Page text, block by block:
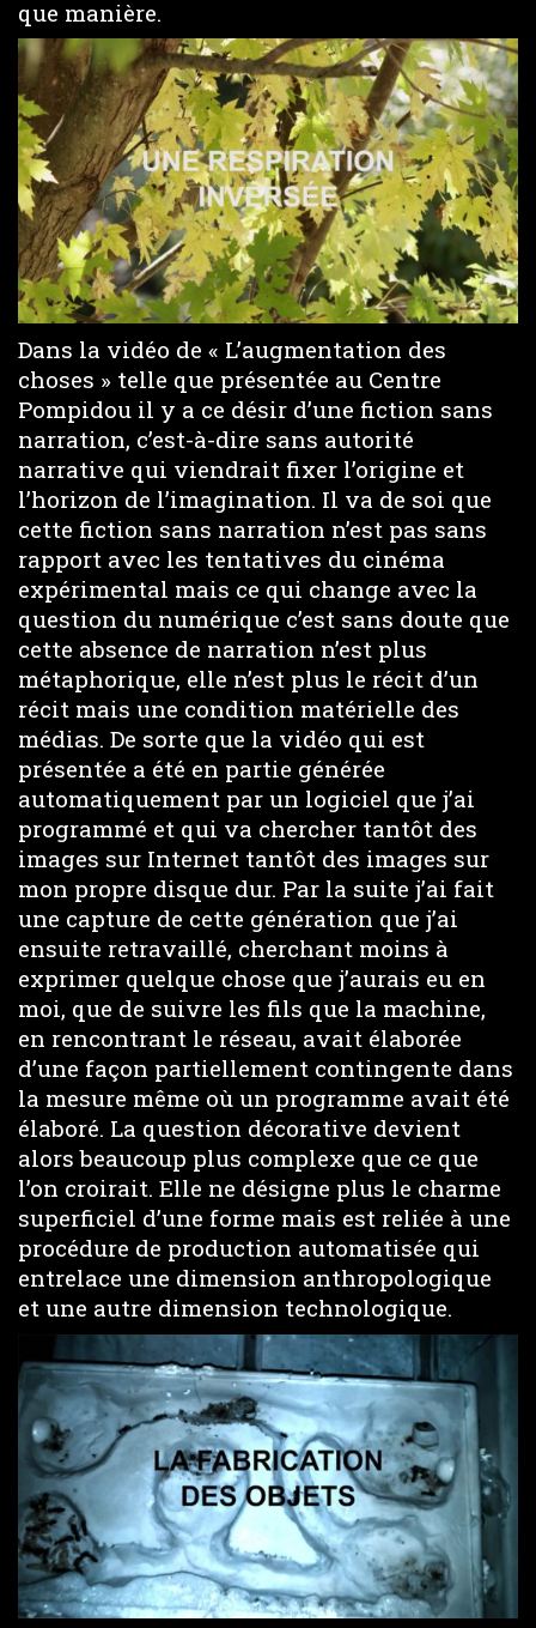
que manière.
Dans la vidéo de « L’augmentation des
choses » telle que présentée au Centre
Pompidou il y a ce désir d’une fiction sans
narration, c’est-à-dire sans autorité
narrative qui viendrait fixer l’origine et
l’horizon de l’imagination. Il va de soi que
cette fiction sans narration n’est pas sans
rapport avec les tentatives du cinéma
expérimental mais ce qui change avec la
question du numérique c’est sans doute que
cette absence de narration n’est plus
métaphorique, elle n’est plus le récit d’un
récit mais une condition matérielle des
médias. De sorte que la vidéo qui est
présentée a été en partie générée
automatiquement par un logiciel que j’ai
programmé et qui va chercher tantôt des
images sur Internet tantôt des images sur
mon propre disque dur. Par la suite j’ai fait
une capture de cette génération que j’ai
ensuite retravaillé, cherchant moins à
exprimer quelque chose que j’aurais eu en
moi, que de suivre les fils que la machine,
en rencontrant le réseau, avait élaborée
d’une façon partiellement contingente dans
la mesure même où un programme avait été
élaboré. La question décorative devient
alors beaucoup plus complexe que ce que
l’on croirait. Elle ne désigne plus le charme
superficiel d’une forme mais est reliée à une
procédure de production automatisée qui
entrelace une dimension anthropologique
et une autre dimension technologique.